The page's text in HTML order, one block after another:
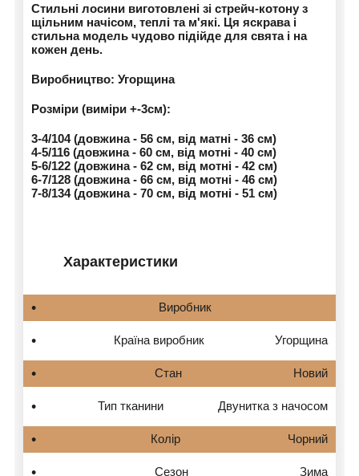
Стильні лосини виготовлені зі стрейч-котону з
щільним начісом, теплі та м'які. Ця яскрава і
стильна модель чудово підійде для свята і на
кожен день.
Виробництво: Угорщина
Розміри (виміри +-3см):
3-4/104 (довжина - 56 см, від матні - 36 см)
4-5/116 (довжина - 60 см, від мотні - 40 см)
5-6/122 (довжина - 62 см, від мотні - 42 см)
6-7/128 (довжина - 66 см, від мотні - 46 см)
7-8/134 (довжина - 70 см, від мотні - 51 см)
Характеристики
Виробник
Країна виробник Угорщина
Стан Новий
Тип тканини Двунитка з начосом
Колір Чорний
Сезон Зима